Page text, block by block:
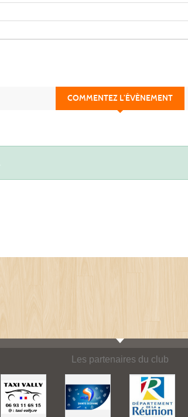
COMMENTEZ L’ÉVÈNEMENT
Les partenaires du club